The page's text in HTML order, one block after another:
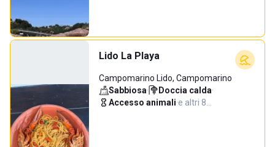
Lido La Playa
Campomarino Lido, Campomarino
Sabbiosa· Doccia calda·
Accesso animali·e altri 8…